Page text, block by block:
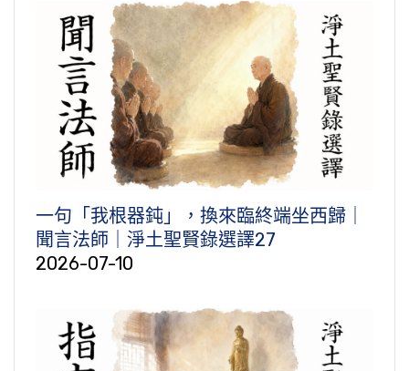
一句「我根器鈍」，換來臨終端坐西歸｜
聞言法師｜淨土聖賢錄選譯27
2026-07-10